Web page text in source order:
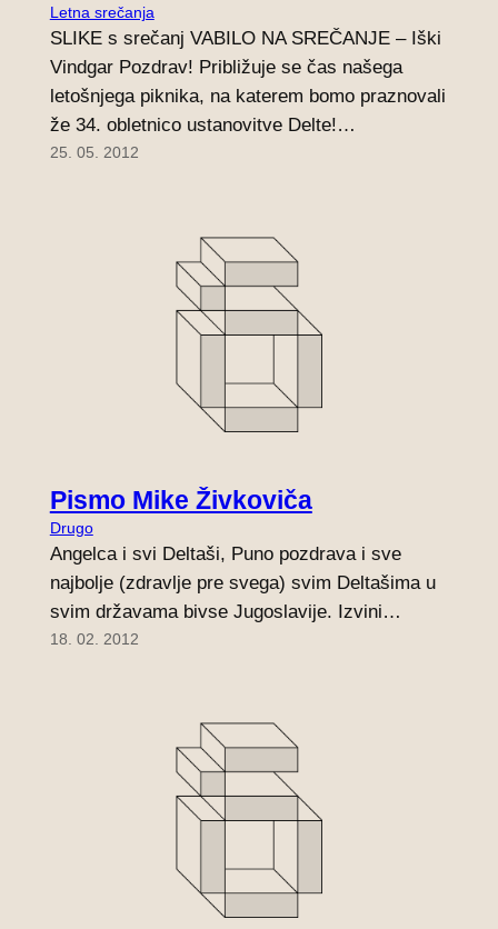
Letna srečanja
SLIKE s srečanj VABILO NA SREČANJE – Iški
Vindgar Pozdrav! Približuje se čas našega
letošnjega piknika, na katerem bomo praznovali
že 34. obletnico ustanovitve Delte!…
25. 05. 2012
Pismo Mike Živkoviča
Drugo
Angelca i svi Deltaši, Puno pozdrava i sve
najbolje (zdravlje pre svega) svim Deltašima u
svim državama bivse Jugoslavije. Izvini…
18. 02. 2012